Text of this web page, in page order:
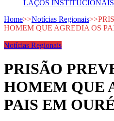
LAÇOS
Home>>Notícias Regionais>>
HOMEM QUE AGREDIA OS
Notícias Regionais
PRISÃO
HOMEM QUE
PAIS EM